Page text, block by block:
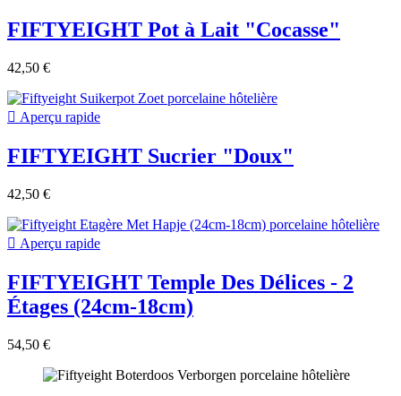
FIFTYEIGHT Pot à Lait "Cocasse"
42,50 €
 Aperçu rapide
FIFTYEIGHT Sucrier "Doux"
42,50 €
 Aperçu rapide
FIFTYEIGHT Temple Des Délices - 2
Étages (24cm-18cm)
54,50 €